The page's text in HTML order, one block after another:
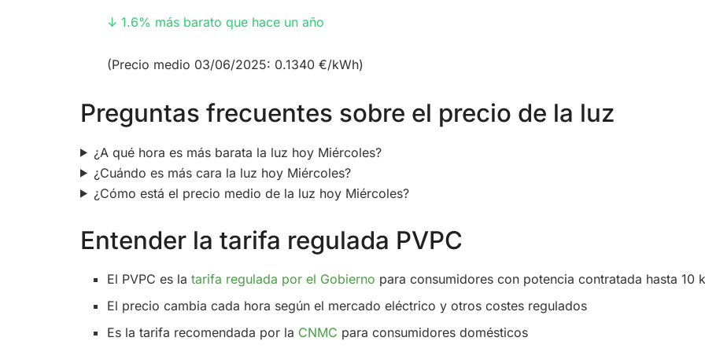
↓ 1.6% más barato que hace un año
(Precio medio 03/06/2025: 0.1340 €/kWh)
Preguntas frecuentes sobre el precio de la luz
¿A qué hora es más barata la luz hoy Miércoles?
¿Cuándo es más cara la luz hoy Miércoles?
¿Cómo está el precio medio de la luz hoy Miércoles?
Entender la tarifa regulada PVPC
El PVPC es latarifa regulada por el Gobierno para consumidores con potencia contratada hasta 10
El precio cambia cada hora según el mercado eléctrico y otros costes regulados
Es la tarifa recomendada por la CNMC para consumidores domésticos